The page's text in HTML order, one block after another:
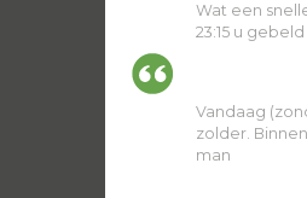
Wat een
23:15 u
Vandaag
zolder.
man